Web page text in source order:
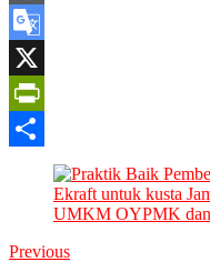
WordPress
Google
Translate
X
PrintFriendly
Previous